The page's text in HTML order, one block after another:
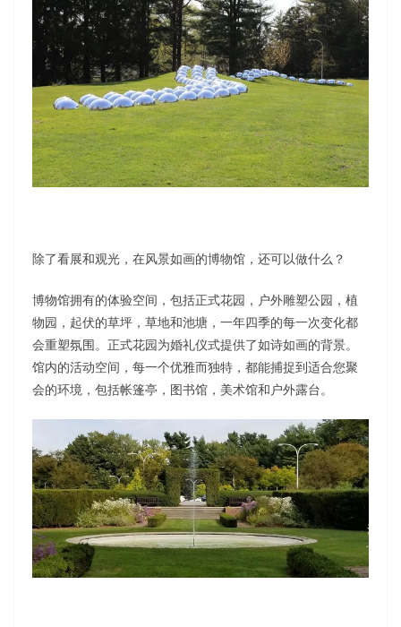
除了看展和观光，在风景如画的博物馆，还可以做什么？
博物馆拥有的体验空间，包括正式花园，户外雕塑公园，植
物园，起伏的草坪，草地和池塘，一年四季的每一次变化都
会重塑氛围。正式花园为婚礼仪式提供了如诗如画的背景。
馆内的活动空间，每一个优雅而独特，都能捕捉到适合您聚
会的环境，包括帐篷亭，图书馆，美术馆和户外露台。